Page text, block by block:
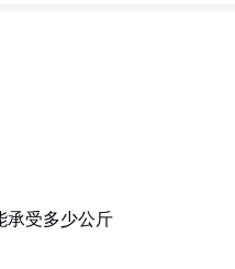
承受多少公斤